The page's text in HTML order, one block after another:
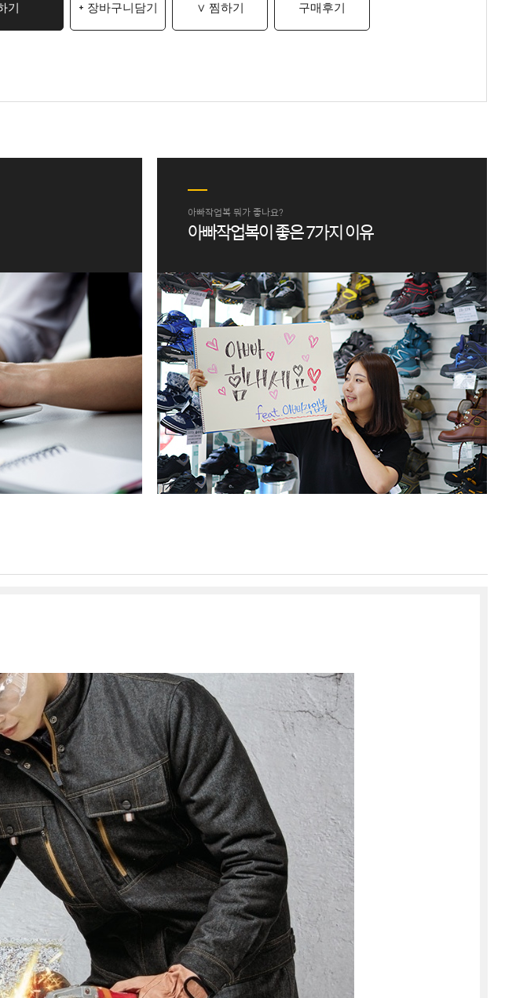
기 + 장바구니담기 ∨ 찜하기 구매후기
아빠작업복 뭐가 좋나요?
아빠작업복이 좋은 7가지 이유